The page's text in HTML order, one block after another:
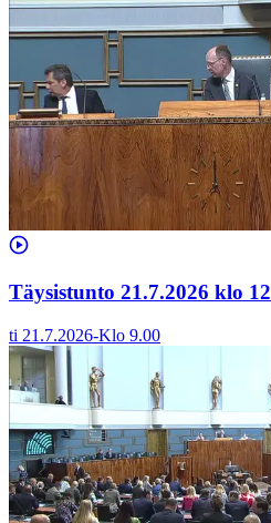
Täysistunto 21.7.2026 klo 12
ti 21.7.2026-Klo 9.00